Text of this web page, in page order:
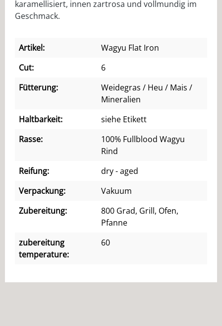
karamellisiert, innen zartrosa und vollmundig im
Geschmack.
Artikel:
Wagyu Flat Iron
Cut:
6
Fütterung:
Weidegras / Heu / Mais /
Mineralien
Haltbarkeit:
siehe Etikett
Rasse:
100% Fullblood Wagyu
Rind
Reifung:
dry - aged
Verpackung:
Vakuum
Zubereitung:
800 Grad, Grill, Ofen,
Pfanne
zubereitung
temperature:
60